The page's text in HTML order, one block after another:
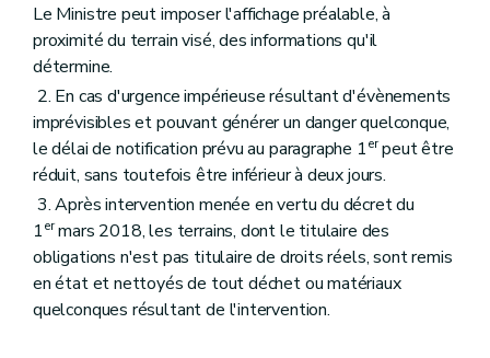
Le Ministre peut imposer l'affichage préalable, à
proximité du terrain visé, des informations qu'il
détermine.
2. En cas d'urgence impérieuse résultant d'évènements
imprévisibles et pouvant générer un danger quelconque,
le délai de notification prévu au paragraphe 1erpeut être
réduit, sans toutefois être inférieur à deux jours.
3. Après intervention menée en vertu du décret du
1ermars 2018, les terrains, dont le titulaire des
obligations n'est pas titulaire de droits réels, sont remis
en état et nettoyés de tout déchet ou matériaux
quelconques résultant de l'intervention.